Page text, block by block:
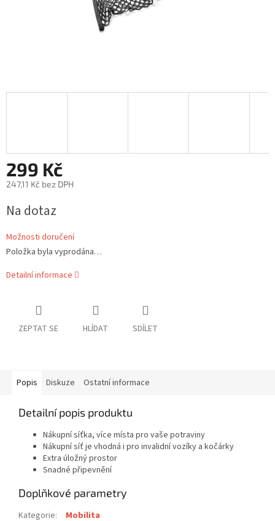
299 Kč
247,11 Kč bez DPH
cena:
Na dotaz
Možnosti doručení
Položka byla vyprodána…
Detailní informace
ZEPTAT SE HLÍDAT SDÍLET
Popis Diskuze Ostatní informace
Detailní popis produktu
Nákupní síťka, více místa pro vaše potraviny
Nákupní síť je vhodná i pro invalidní vozíky a kočárky
Extra úložný prostor
Snadné připevnění
Doplňkové parametry
Kategorie: Mobilita